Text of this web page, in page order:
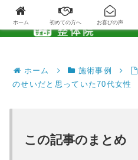
ホーム 施術事例
のせいだと思っていた70代女性
この記事のまとめ
ホーム 初めての方へ お喜びの声